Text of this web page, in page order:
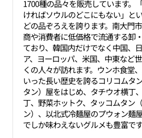
1700種の品々を販売しています。
ければソウルのどこにもない」と
どの品ぞろえを誇ります。南大門
商や消費者に低価格で流通する卸
ており、韓国内だけでなく中国、
ア、ヨーロッパ、米国、中東など
くの人々が訪れます。ウンホ食堂
いった長い歴史を誇るコリコムタ
タン）屋をはじめ、タチウオ横丁
丁、野菜ホットク、タッコムタン
ン）、以北式冷麺屋のプウォン麺
でしか味わえないグルメも豊富です